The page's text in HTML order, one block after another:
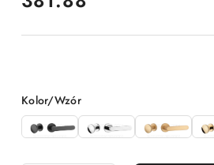
Wariant
Kolor/Wzór